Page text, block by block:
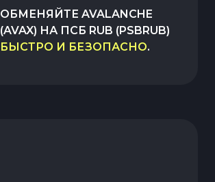
ОБМЕНЯЙТЕAVALANCHE
(AVAX) НА ПСБ RUB (PSBRUB)
БЫСТРО И БЕЗОПАСНО.